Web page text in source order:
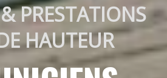
PRESTATIONS
HAUTEUR